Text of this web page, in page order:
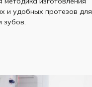
и удобных протезов для
зубов.